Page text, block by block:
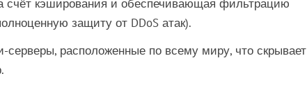
счёт кэширования и обеспечивающая фильтрацию
защиту от DDoS атак).
серверы, расположенные по всему миру, что скрывает